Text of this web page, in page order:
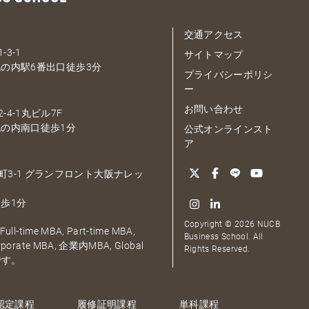
3-1
内駅6番出口徒歩3分
4-1丸ビル7F
内南口徒歩1分
3-1 グランフロント大阪ナレッ
1分
time MBA, Part-time MBA,
MBA, 企業内MBA, Global
。
交通アクセス
サイトマップ
プライバシーポリシ
ー
お問い合わせ
公式オンラインスト
ア
Copyright © 2026 NUCB
Business School. All
Rights Reserved.
定課程 履修証明課程 単科課程